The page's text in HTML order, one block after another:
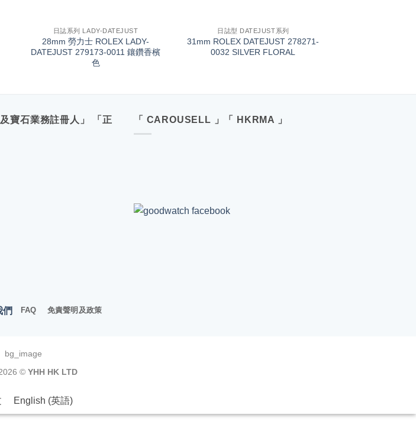
日誌系列 LADY-DATEJUST
28mm 勞力士 ROLEX LADY-
DATEJUST 279173-0011 鑲鑽香檳
色
日誌型 DATEJUST系列
31mm ROLEX DATEJUST 278271-
0032 SILVER FLORAL
寶石業務註冊人」 「正
「 CAROUSELL 」「 HKRMA 」
們 FAQ 免責聲明及政策
© YHH HK LTD
English (英語)